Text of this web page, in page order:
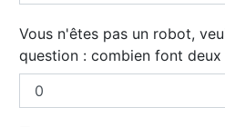
Vous n'êtes pas un robot,
question : combien font deux